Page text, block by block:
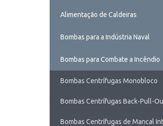
Alimentação de Caldeiras
Bombas para a Indústria Naval
Bombas para Combate a Incêndio
Bombas Centrífugas Monobloco
Bombas Centrífugas Back-Pull-
Bombas Centrífugas de Mancal